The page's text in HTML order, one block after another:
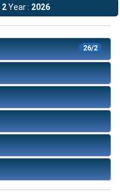
2Year : 2026
26/2